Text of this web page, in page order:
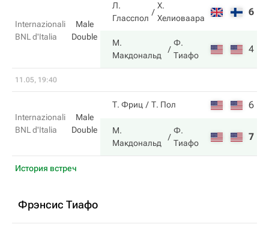
Internazionali
BNL d'Italia
Male
Double
Л.
Гласспол
Х.
Хелиоваара
6
М.
Макдональд
Ф.
Тиафо
4
11.05, 19:40
Internazionali
BNL d'Italia
Male
Double
Т. Фриц Т. Пол 6
М.
Макдональд
Ф.
Тиафо
7
История встреч
Фрэнсис Тиафо